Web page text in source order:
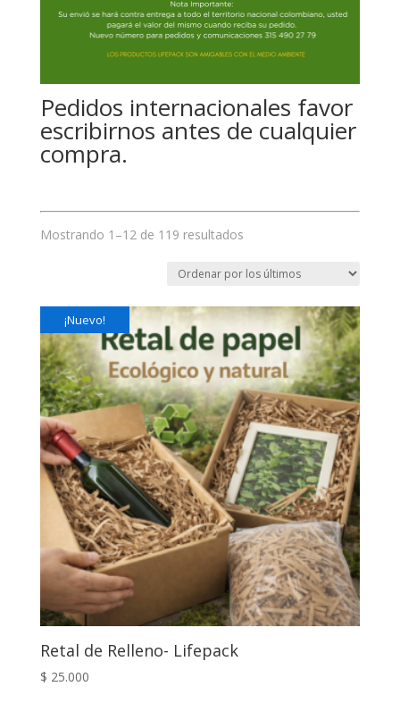
Pedidos internacionales favor
escribirnos antes de cualquier
compra.
Mostrando 1–12 de 119 resultados
¡Nuevo!
Retal de Relleno- Lifepack
$ 25.000